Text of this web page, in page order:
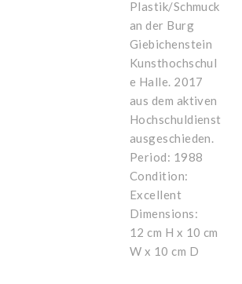
Plastik/Schmuck
an der Burg
Giebichenstein
Kunsthochschul
e Halle. 2017
aus dem aktiven
Hochschuldienst
ausgeschieden.
Period: 1988
Condition:
Excellent
Dimensions:
12 cm H x 10 cm
W x 10 cm D